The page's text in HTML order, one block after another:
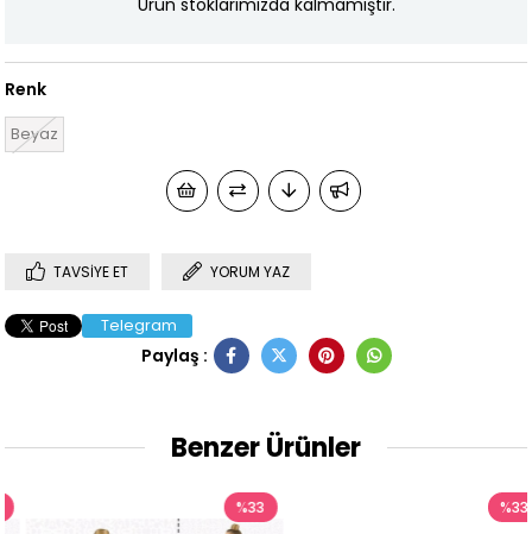
Renk
Beyaz
TAVSIYE ET YORUM YAZ
Telegram
Paylaş :
Benzer Ürünler
%33 %33